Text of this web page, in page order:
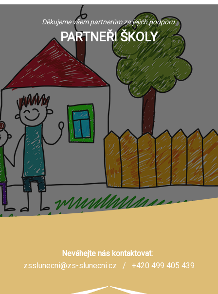
Děkujeme všem partnerům za jejich podporu.
PARTNEŘI ŠKOLY
Neváhejte nás kontaktovat:
zsslunecni@zs-slunecni.cz / +420 499 405 439